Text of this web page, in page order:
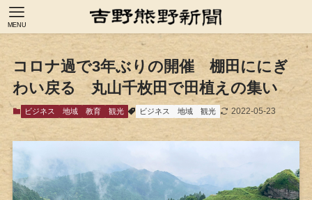
MENU
コロナ過で3年ぶりの開催 棚田ににぎ
わい戻る 丸山千枚田で田植えの集い
ビジネス 地域 教育 観光 ビジネス 地域 観光 2022-05-23